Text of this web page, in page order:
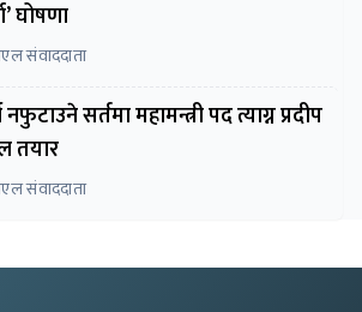
घोषणा
संवाददाता
नफुटाउने सर्तमा महामन्त्री पद त्याग्न प्रदीप
तयार
संवाददाता